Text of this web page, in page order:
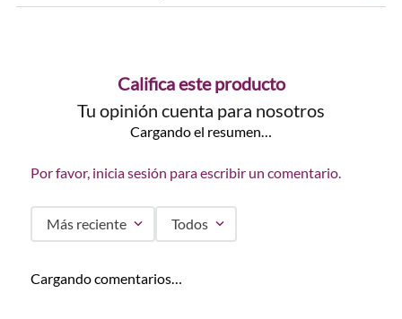
Califica este producto
Tu opinión cuenta para nosotros
Cargando el resumen…
Por favor, inicia sesión para escribir un comentario.
Más reciente Todos
Cargando comentarios…